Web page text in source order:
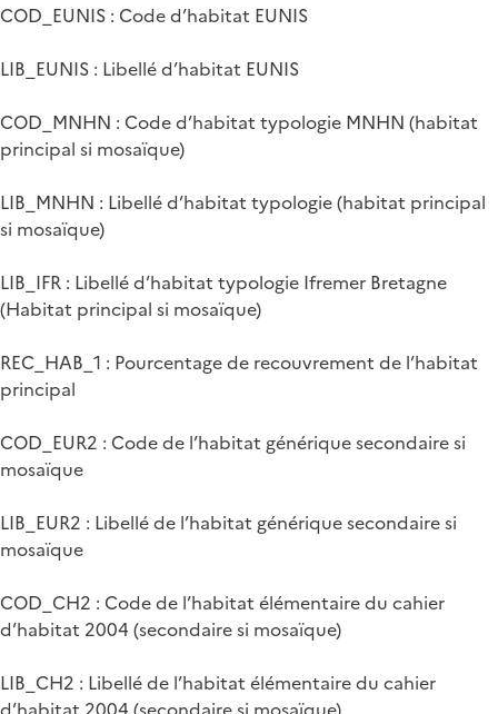
COD_EUNIS : Code d’habitat EUNIS
LIB_EUNIS : Libellé d’habitat EUNIS
COD_MNHN : Code d’habitat typologie MNHN (habitat
principal si mosaïque)
LIB_MNHN : Libellé d’habitat typologie (habitat principal
si mosaïque)
LIB_IFR : Libellé d’habitat typologie Ifremer Bretagne
(Habitat principal si mosaïque)
REC_HAB_1 : Pourcentage de recouvrement de l’habitat
principal
COD_EUR2 : Code de l’habitat générique secondaire si
mosaïque
LIB_EUR2 : Libellé de l’habitat générique secondaire si
mosaïque
COD_CH2 : Code de l’habitat élémentaire du cahier
d’habitat 2004 (secondaire si mosaïque)
LIB_CH2 : Libellé de l’habitat élémentaire du cahier